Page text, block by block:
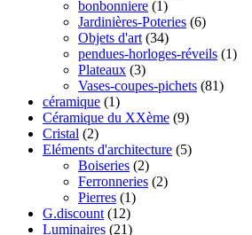
bonbonniere (1)
Jardinières-Poteries (6)
Objets d'art (34)
pendues-horloges-réveils (1)
Plateaux (3)
Vases-coupes-pichets (81)
céramique (1)
Céramique du XXème (9)
Cristal (2)
Eléments d'architecture (5)
Boiseries (2)
Ferronneries (2)
Pierres (1)
G.discount (12)
Luminaires (21)